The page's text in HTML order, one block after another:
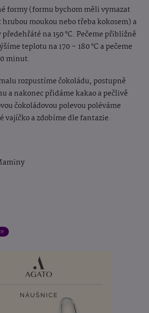
formy (formu bychom měli vymazat
hrubou moukou nebo třeba kokosem) a
na 150 °C. Pečeme přibližně
teplotu na 170 – 180 °C a pečeme
minut.
rozpustíme čokoládu, postupně
a nakonec přidáme kakao a pečlivě
čokoládovou polevou poléváme
vajíčko a zdobíme dle fantazie.